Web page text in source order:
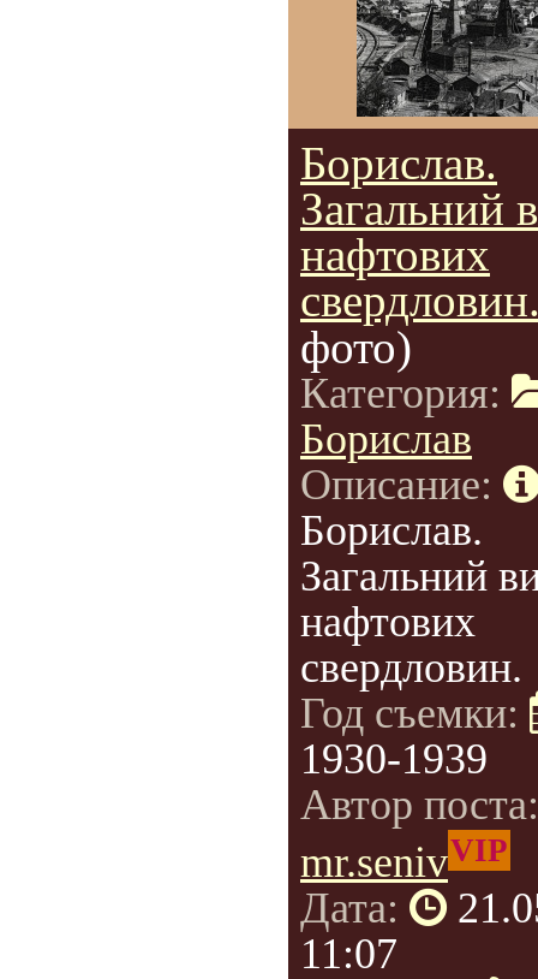
Борислав.
Загальний
нафтових
фото)
Категория:
Борислав
Описание:
Борислав.
Загальний
нафтових
свердловин.
Год съемки:
1930-1939
Автор
mr.senivVIP
Дата:
11:07